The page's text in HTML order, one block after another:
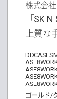
株式会
「
上質な
ゴールド/